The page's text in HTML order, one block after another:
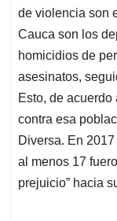
de violencia son
Cauca son los
homicidios de
asesinatos,
Esto, de
contra esa
Diversa. En
al menos 17
prejuicio” hacia